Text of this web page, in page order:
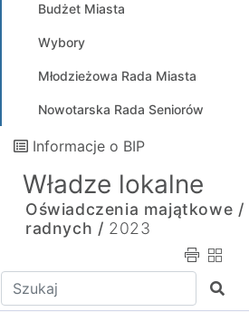
Budżet Miasta
Wybory
Młodzieżowa Rada Miasta
Nowotarska Rada Seniorów
Informacje o BIP
Władze lokalne
Oświadczenia majątkowe /
radnych / 2023
Wpisz tekst do wyszukania Szukaj